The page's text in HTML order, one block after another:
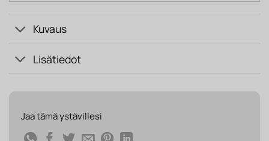
Kuvaus
Lisätiedot
Jaa tämä ystävillesi